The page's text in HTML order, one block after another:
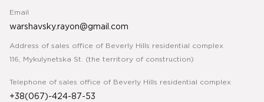
Email
warshavsky.rayon@gmail.com
Address of sales office of Beverly Hills residential complex
116, Mykulynetska St. (the territory of construction)
Telephone of sales office of Beverly Hills residential complex
+38(067)-424-87-53